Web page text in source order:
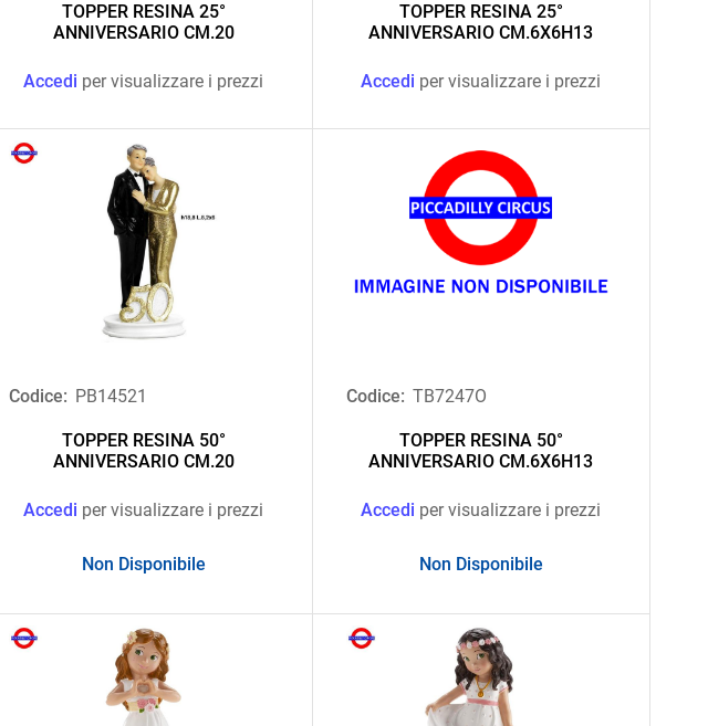
TOPPER RESINA 25°
ANNIVERSARIO CM.20
Accedi per visualizzare i prezzi
TOPPER RESINA 25°
ANNIVERSARIO CM.6X6H13
Accedi per visualizzare i prezzi
Codice: PB14521
TOPPER RESINA 50°
ANNIVERSARIO CM.20
Accedi per visualizzare i prezzi
Non Disponibile
Codice: TB7247O
TOPPER RESINA 50°
ANNIVERSARIO CM.6X6H13
Accedi per visualizzare i prezzi
Non Disponibile